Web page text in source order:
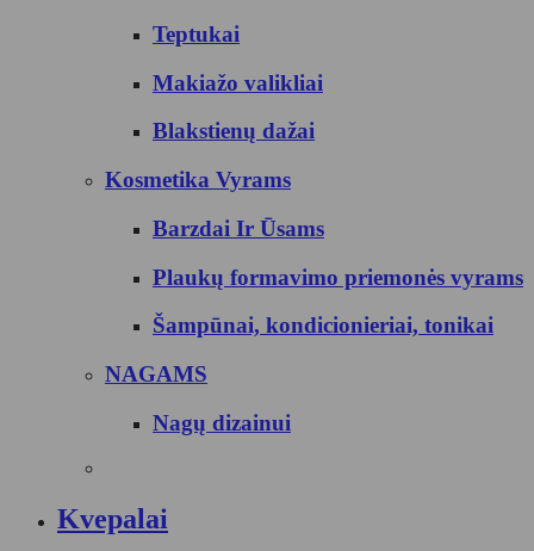
Teptukai
Makiažo valikliai
Blakstienų dažai
Kosmetika Vyrams
Barzdai Ir Ūsams
Plaukų formavimo priemonės vyrams
Šampūnai, kondicionieriai, tonikai
NAGAMS
Nagų dizainui
Kvepalai